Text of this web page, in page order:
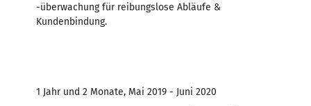
-überwachung für reibungslose Abläufe &
Kundenbindung.
1 Jahr und 2 Monate, Mai 2019 - Juni 2020